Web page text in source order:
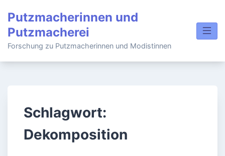
content
Putzmacherinnen und
Putzmacherei
Forschung zu Putzmacherinnen und Modistinnen
Schlagwort:
Dekomposition